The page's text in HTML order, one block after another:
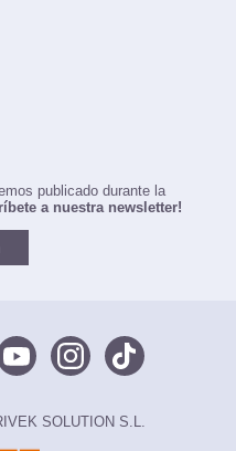
publicado durante la
a nuestra newsletter!
SOLUTION S.L.